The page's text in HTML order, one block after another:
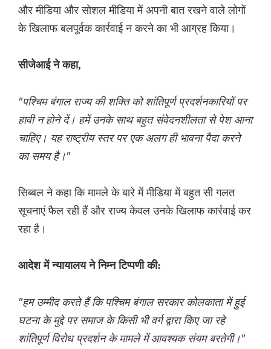
और मीडिया और सोशल मीडिया में अपनी बात रखने वाले लोगों
के खिलाफ बलपूर्वक कार्रवाई न करने का भी आग्रह किया।
सीजेआई ने कहा,
"पश्चिम बंगाल राज्य की शक्ति को शांतिपूर्ण प्रदर्शनकारियों पर
हावी न होने दें। हमें उनके साथ बहुत संवेदनशीलता से पेश आना
चाहिए। यह राष्ट्रीय स्तर पर एक अलग ही भावना पैदा करने
का समय है।"
सिब्बल ने कहा कि मामले के बारे में मीडिया में बहुत सी गलत
सूचनाएं फैल रही हैं और राज्य केवल उनके खिलाफ कार्रवाई कर
रहा है।
आदेश में न्यायालय ने निम्न टिप्पणी की:
"हम उम्मीद करते हैं कि पश्चिम बंगाल सरकार कोलकाता में हुई
घटना के मुद्दे पर समाज के किसी भी वर्ग द्वारा किए जा रहे
शांतिपूर्ण विरोध प्रदर्शन के मामले में आवश्यक संयम बरतेगी।"